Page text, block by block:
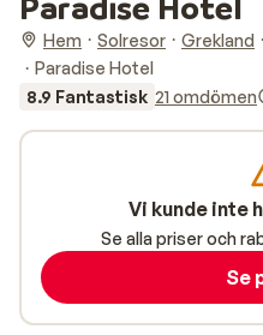
Hem Solresor Grekland
Paradise Hotel
8.9 Fantastisk 21 omdömen
Vi kunde inte
Se alla priser och
Se